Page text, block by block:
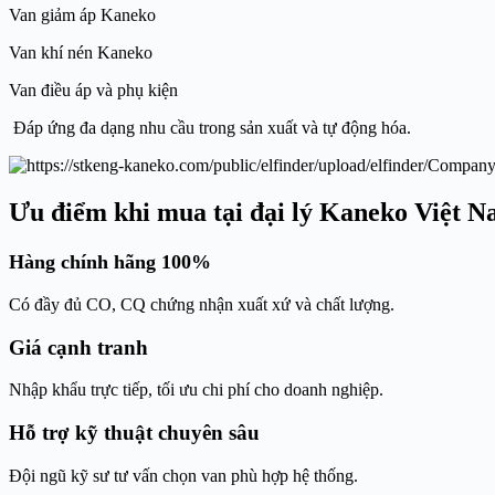
Van giảm áp Kaneko
Van khí nén Kaneko
Van điều áp và phụ kiện
Đáp ứng đa dạng nhu cầu trong sản xuất và tự động hóa.
Ưu điểm khi mua tại đại lý Kaneko Việt
Hàng chính hãng 100%
Có đầy đủ CO, CQ chứng nhận xuất xứ và chất lượng.
Giá cạnh tranh
Nhập khẩu trực tiếp, tối ưu chi phí cho doanh nghiệp.
Hỗ trợ kỹ thuật chuyên sâu
Đội ngũ kỹ sư tư vấn chọn van phù hợp hệ thống.